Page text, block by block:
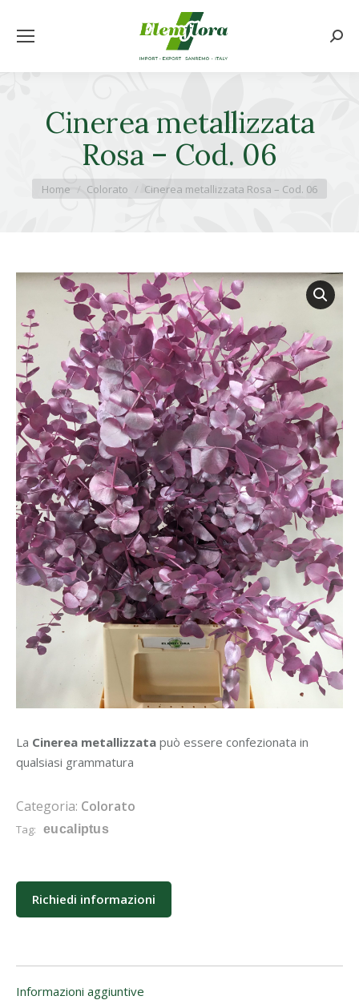
Cinerea metallizzata
Rosa – Cod. 06
Tu sei qui:
Home Colorato Cinerea metallizzata Rosa – Cod. 06
La Cinerea metallizzata può essere confezionata in
qualsiasi grammatura
Categoria: Colorato
Tag: eucaliptus
Richiedi informazioni
Informazioni aggiuntive